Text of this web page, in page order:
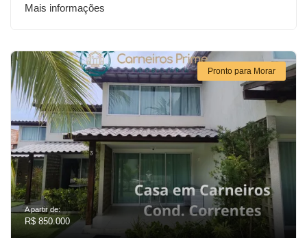
Mais informações
Pronto para Morar
A partir de:
R$ 850.000